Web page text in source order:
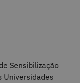
Sensibilização
Universidades